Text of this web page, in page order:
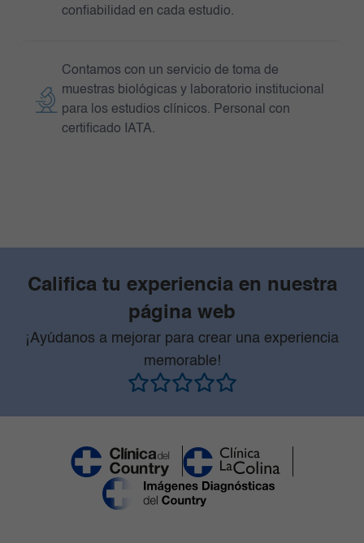
confiabilidad en cada estudio.
Contamos con un servicio de toma de
muestras biológicas y laboratorio institucional
para los estudios clínicos. Personal con
certificado IATA.
Califica tu experiencia en nuestra
página web
¡Ayúdanos a mejorar para crear una experiencia
memorable!